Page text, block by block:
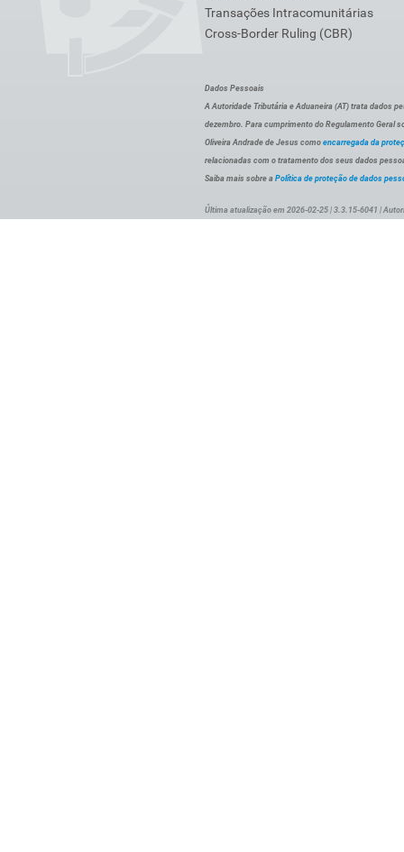
Transações Intracomunitárias
Cross-Border Ruling (CBR)
Dados Pessoais
A Autoridade Tributária e Aduaneira (AT) trata dados
dezembro. Para cumprimento do Regulamento Geral
Oliveira Andrade de Jesus como encarregada da
relacionadas com o tratamento dos seus dados
Saiba mais sobre a Política de proteção de dados
Última atualização em 2026-02-25 | 3.3.15-6041 |